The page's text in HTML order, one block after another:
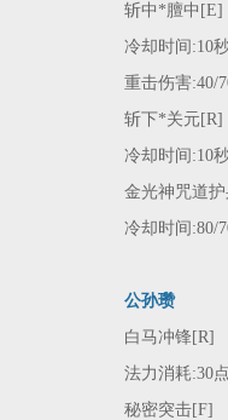
斩中*膻中[E]
冷却时间:10
重击伤害:40/
斩下*关元[R]
冷却时间:10
金光神咒道
冷却时间:80/
公孙瓒
白马冲锋[R]
法力消耗:30
秘密突击[F]